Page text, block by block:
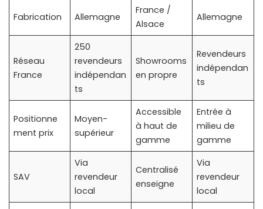
Fabrication Allemagne
France /
Alsace
Allemagne
Réseau
France
250
revendeurs
indépendan
ts
Showrooms
en propre
Revendeurs
indépendan
ts
Positionne
ment prix
Moyen-
supérieur
Accessible
à haut de
gamme
Entrée à
milieu de
gamme
SAV
Via
revendeur
local
Centralisé
enseigne
Via
revendeur
local